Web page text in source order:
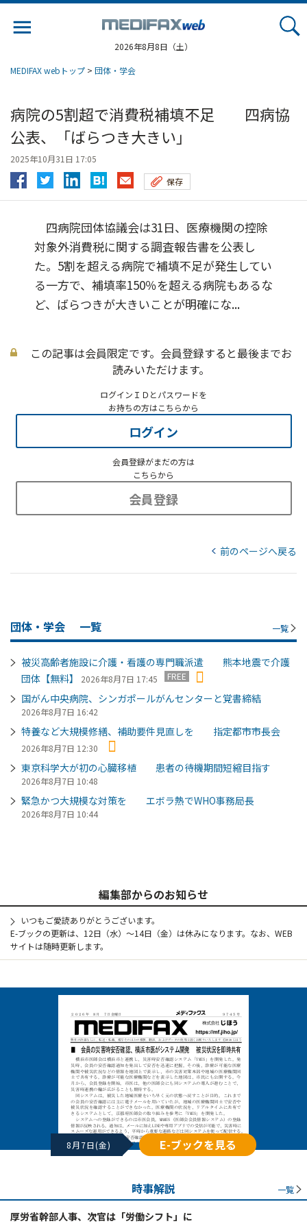
2026年8月8日（土）
MEDIFAX webトップ > 団体・学会
病院の5割超で消費税補填不足 四病協
公表、「ばらつき大きい」
2025年10月31日 17:05
保存
四病院団体協議会は31日、医療機関の控除
対象外消費税に関する調査報告書を公表し
た。5割を超える病院で補填不足が発生してい
る一方で、補填率150％を超える病院もあるな
ど、ばらつきが大きいことが明確にな...
この記事は会員限定です。会員登録すると最後までお
読みいただけます。
ログインＩＤとパスワードを
お持ちの方はこちらから
ログイン
会員登録がまだの方は
こちらから
会員登録
前のページへ戻る
団体・学会 一覧 一覧
被災高齢者施設に介護・看護の専門職派遣 熊本地震で介護
団体【無料】
2026年8月7日 17:45 FREE
国がん中央病院、シンガポールがんセンターと覚書締結
2026年8月7日 16:42
特養など大規模修繕、補助要件見直しを 指定都市市長会
2026年8月7日 12:30
東京科学大が初の心臓移植 患者の待機期間短縮目指す
2026年8月7日 10:48
緊急かつ大規模な対策を エボラ熱でWHO事務局長
2026年8月7日 10:44
編集部からのお知らせ
いつもご愛読ありがとうございます。
E-ブックの更新は、12日（水）～14日（金）は休みになります。なお、WEB
サイトは随時更新します。
8月7日(金) E-ブックを見る
時事解説 一覧
厚労省幹部人事、次官は「労働シフト」に